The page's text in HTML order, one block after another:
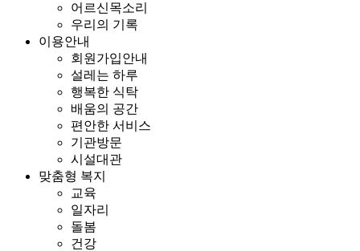
어르신목소리
우리의 기록
이용안내
회원가입안내
설레는 하루
행복한 식탁
배움의 공간
편안한 서비스
기관방문
시설대관
맞춤형 복지
교육
일자리
돌봄
건강